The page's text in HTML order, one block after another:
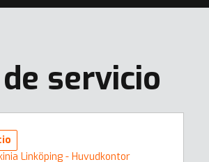
servicio
Linköping - Huvudkontor